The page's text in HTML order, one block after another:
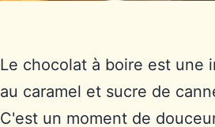
Le chocolat à boire est une
au caramel et sucre de
C'est un moment de